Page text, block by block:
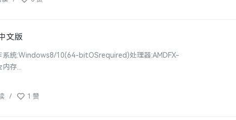
文版
系统:Windows8/10(64-bitOSrequired)处理器:AMDFX-
存...
/ 1 赞